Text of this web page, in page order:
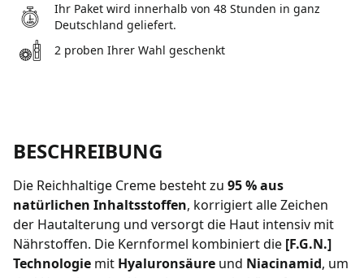
Ihr Paket wird innerhalb von 48 Stunden in ganz
Deutschland geliefert.
2 proben Ihrer Wahl geschenkt
BESCHREIBUNG
Die Reichhaltige Creme besteht zu 95 % aus
natürlichen Inhaltsstoffen, korrigiert alle Zeichen
der Hautalterung und versorgt die Haut intensiv mit
Nährstoffen. Die Kernformel kombiniert die [F.G.N.]
Technologie mit Hyaluronsäure und Niacinamid, um